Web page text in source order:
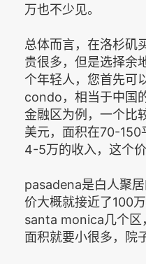
万也不少见。
总体而言，在洛杉矶
贵很多，但是选择余
个年轻人，您首先可
condo，相当于中国
金融区为例，一个比
美元，面积在70-150
4-5万的收入，这个价
pasadena是白人聚
价大概就接近了100
santa monica几个区
面积就要小很多，院